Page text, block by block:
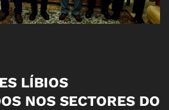
LÍBIOS
NOS SECTORES DO